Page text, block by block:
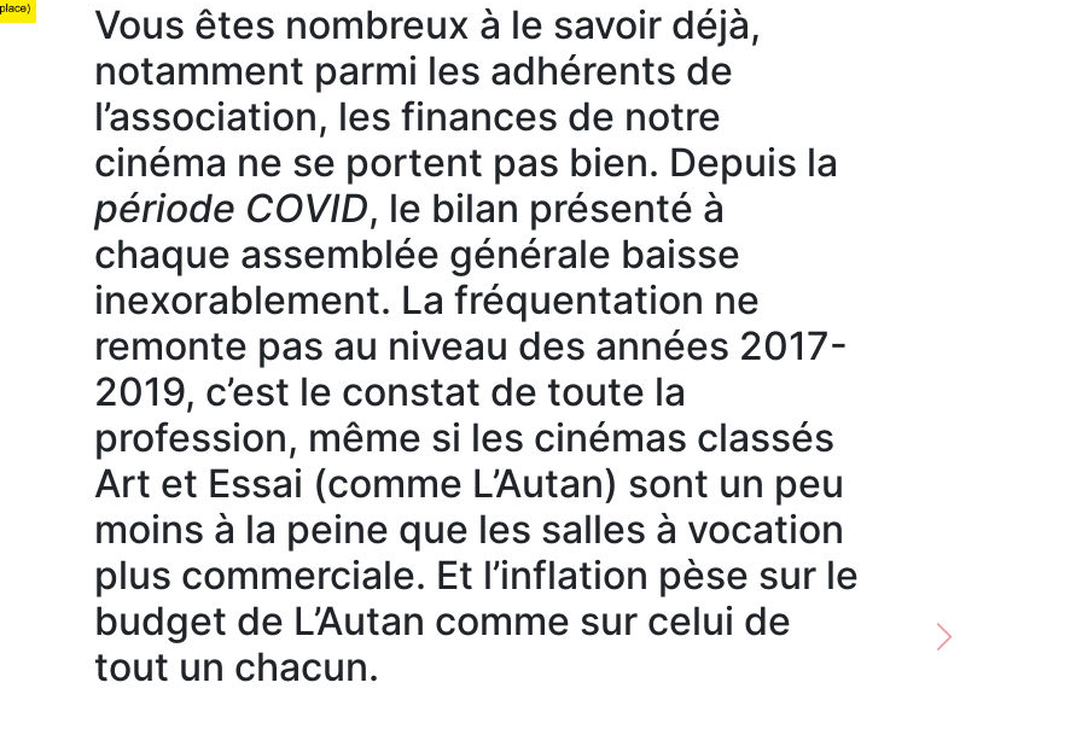
Vous êtes nombreux à le savoir déjà,
notamment parmi les adhérents de
l’association, les finances de notre
cinéma ne se portent pas bien. Depuis la
période COVID, le bilan présenté à
chaque assemblée générale baisse
inexorablement. La fréquentation ne
remonte pas au niveau des années 2017-
2019, c’est le constat de toute la
profession, même si les cinémas classés
Art et Essai (comme L’Autan) sont un peu
moins à la peine que les salles à vocation
plus commerciale. Et l’inflation pèse sur le
budget de L’Autan comme sur celui de
tout un chacun.
Next